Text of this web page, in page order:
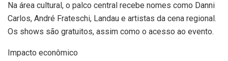
Na área cultural, o palco central recebe nomes como Danni
Carlos, André Frateschi, Landau e artistas da cena regional.
Os shows são gratuitos, assim como o acesso ao evento.
Impacto econômico